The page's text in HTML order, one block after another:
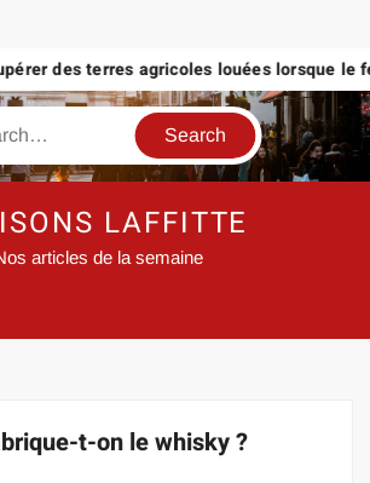
des terres agricoles louées lorsque le
LAFFITTE
articles de la semaine
t-on le whisky ?